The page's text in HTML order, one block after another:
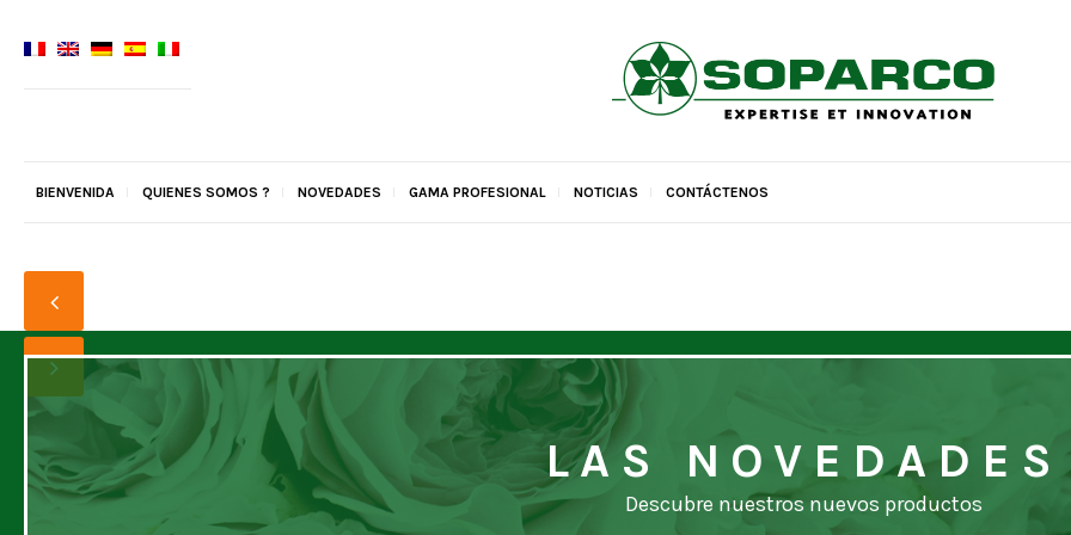
BIENVENIDA QUIENES SOMOS ? NOVEDADES GAMA PROFESIONAL NOTICIAS CONTÁCTENOS
NUESTROS CONTENEDORES
LAS NOVEDADES
Descubre nuestros nuevos productos